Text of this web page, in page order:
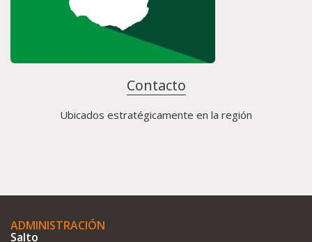
Contacto
Ubicados estratégicamente en la región
ADMINISTRACIÓN
Salto